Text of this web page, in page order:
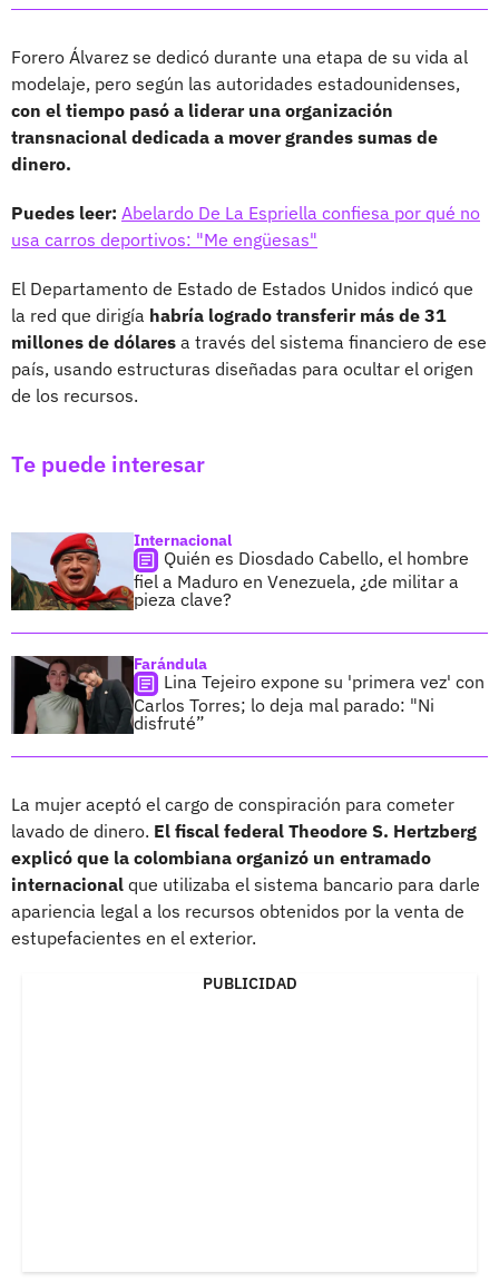
Forero Álvarez se dedicó durante una etapa de su vida al
modelaje, pero según las autoridades estadounidenses,
con el tiempo pasó a liderar una organización
transnacional dedicada a mover grandes sumas de
dinero.
Puedes leer: Abelardo De La Espriella confiesa por qué no
usa carros deportivos: "Me engüesas"
El Departamento de Estado de Estados Unidos indicó que
la red que dirigía habría logrado transferir más de 31
millones de dólares a través del sistema financiero de ese
país, usando estructuras diseñadas para ocultar el origen
de los recursos.
Te puede interesar
Internacional
Quién es Diosdado Cabello, el hombre
fiel a Maduro en Venezuela, ¿de militar a
pieza clave?
Farándula
Lina Tejeiro expone su 'primera vez' con
Carlos Torres; lo deja mal parado: "Ni
disfruté”
La mujer aceptó el cargo de conspiración para cometer
lavado de dinero. El fiscal federal Theodore S. Hertzberg
explicó que la colombiana organizó un entramado
internacional que utilizaba el sistema bancario para darle
apariencia legal a los recursos obtenidos por la venta de
estupefacientes en el exterior.
PUBLICIDAD